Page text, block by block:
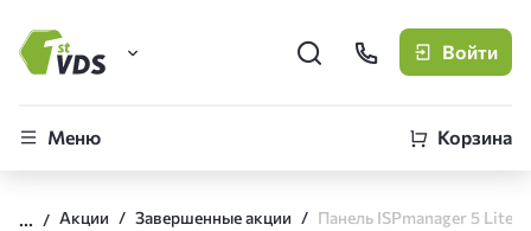
FirstVDS (вы здесь)
CLO
Войти
Меню Корзина
Акции Завершенные акции